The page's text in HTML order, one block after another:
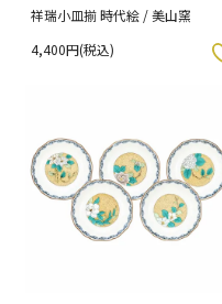
祥瑞小皿揃 時代絵 / 美山窯
4,400円(税込)